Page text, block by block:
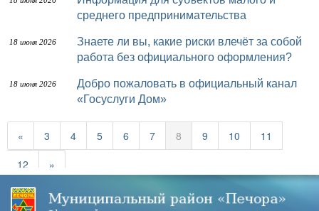
среднего предпринимательства
18 июня 2026
Знаете ли вы, какие риски влечёт за собой
работа без официального оформления?
18 июня 2026
Добро пожаловать в официальный канал
«Госуслуги Дом»
« 3 4 5 6 7 8 9 10
11
12
»